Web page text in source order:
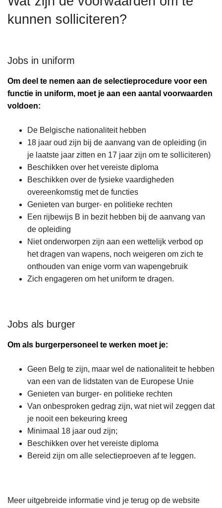
kunnen solliciteren?
Jobs in uniform
Om deel te nemen aan de selectieprocedure voor een
functie in uniform, moet je aan een aantal voorwaarden
voldoen:
De Belgische nationaliteit hebben
18 jaar oud zijn bij de aanvang van de opleiding (in
je laatste jaar zitten en 17 jaar zijn om te solliciteren)
Beschikken over het vereiste diploma
Beschikken over de fysieke vaardigheden
overeenkomstig met de functies
Genieten van burger- en politieke rechten
Een rijbewijs B in bezit hebben bij de aanvang van
de opleiding
Niet onderworpen zijn aan een wettelijk verbod op
het dragen van wapens, noch weigeren om zich te
onthouden van enige vorm van wapengebruik
Zich engageren om het uniform te dragen.
Jobs als burger
Om als burgerpersoneel te werken moet je:
Geen Belg te zijn, maar wel de nationaliteit te hebben
van een van de lidstaten van de Europese Unie
Genieten van burger- en politieke rechten
Van onbesproken gedrag zijn, wat niet wil zeggen dat
je nooit een bekeuring kreeg
Minimaal 18 jaar oud zijn;
Beschikken over het vereiste diploma
Bereid zijn om alle selectieproeven af te leggen. ​​
Meer uitgebreide informatie vind je terug op de website